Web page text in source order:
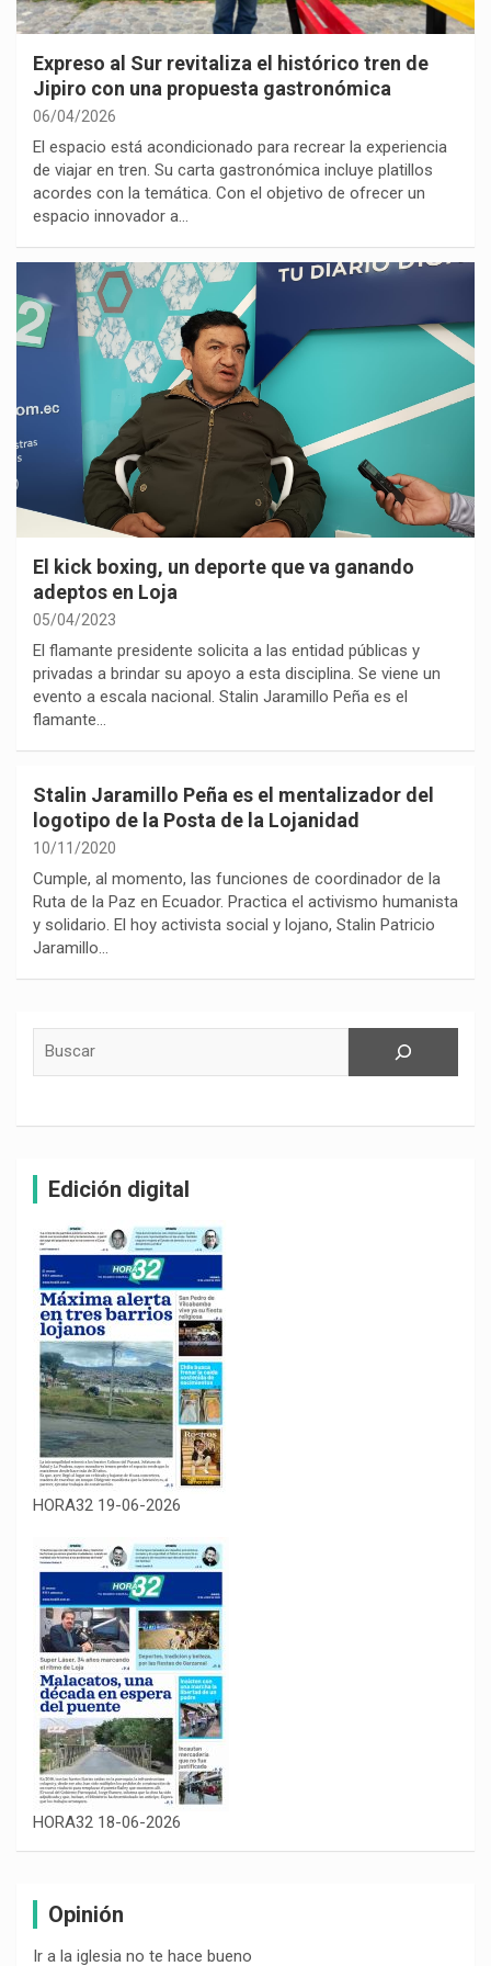
Expreso al Sur revitaliza el histórico tren de
Jipiro con una propuesta gastronómica
06/04/2026
El espacio está acondicionado para recrear la experiencia
de viajar en tren. Su carta gastronómica incluye platillos
acordes con la temática. Con el objetivo de ofrecer un
espacio innovador a…
El kick boxing, un deporte que va ganando
adeptos en Loja
05/04/2023
El flamante presidente solicita a las entidad públicas y
privadas a brindar su apoyo a esta disciplina. Se viene un
evento a escala nacional. Stalin Jaramillo Peña es el
flamante…
Stalin Jaramillo Peña es el mentalizador del
logotipo de la Posta de la Lojanidad
10/11/2020
Cumple, al momento, las funciones de coordinador de la
Ruta de la Paz en Ecuador. Practica el activismo humanista
y solidario. El hoy activista social y lojano, Stalin Patricio
Jaramillo…
Edición digital
HORA32 19-06-2026
HORA32 18-06-2026
Opinión
Ir a la iglesia no te hace bueno